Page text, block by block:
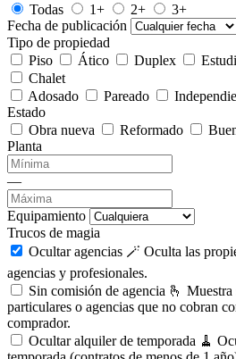
Todas
1+ 2+
3+
Fecha de publicación
Tipo de propiedad
Piso
Ático Duplex
Chalet
Adosado
Pareado
Estado
Obra nueva
Reformado
Planta
—
Equipamiento
Trucos de magia
Ocultar agencias 🪄 Oculta las
agencias y profesionales.
Sin comisión de agencia 🫰 Muestra
particulares o agencias que no cobran
comprador.
Ocultar alquiler de temporada 🧹